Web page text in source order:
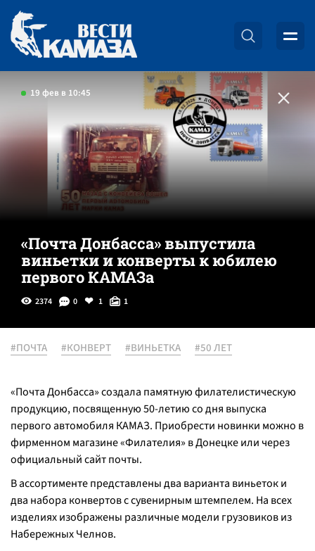
19 фев в 10:45
«Почта Донбасса» выпустила
виньетки и конверты к юбилею
первого КАМАЗа
2374 0 1 1
#ПОЧТА #КОНВЕРТ #ВИНЬЕТКА #50 ЛЕТ
«Почта Донбасса» создала памятную филателистическую
продукцию, посвященную 50-летию со дня выпуска
первого автомобиля КАМАЗ. Приобрести новинки можно в
фирменном магазине «Филателия» в Донецке или через
официальный сайт почты.
В ассортименте представлены два варианта виньеток и
два набора конвертов с сувенирным штемпелем. На всех
изделиях изображены различные модели грузовиков из
Набережных Челнов.